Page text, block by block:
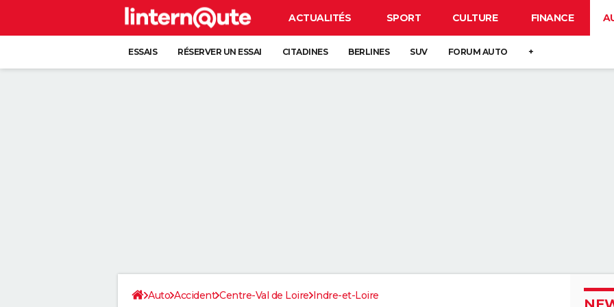
ACTUALITÉS SPORT CULTURE FINANCE
ESSAIS RÉSERVER UN ESSAI CITADINES BERLINES SUV FORUM AUTO +
Auto Accident Centre-Val de Loire Indre-et-Loire